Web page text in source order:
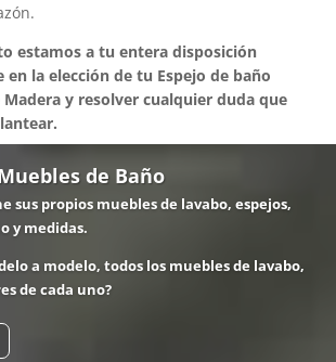
estamos a tu entera disposición
en la elección de tu Espejo de baño
y resolver cualquier duda que
de Baño
sus propios muebles de lavabo, espejos,
y medidas.
a modelo, todos los muebles de lavabo,
de cada uno?